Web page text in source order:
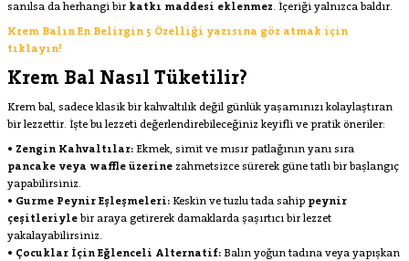
sanılsa da herhangi bir katkı maddesi eklenmez. İçeriği yalnızca baldır.
Krem Balın En Belirgin 5 Özelliği yazısına göz atmak için
tıklayın!
Krem Bal Nasıl Tüketilir?
Krem bal, sadece klasik bir kahvaltılık değil günlük yaşamınızı kolaylaştıran
bir lezzettir. İşte bu lezzeti değerlendirebileceğiniz keyifli ve pratik öneriler:
• Zengin Kahvaltılar: Ekmek, simit ve mısır patlağının yanı sıra
pancake veya waffle üzerine zahmetsizce sürerek güne tatlı bir başlangıç
yapabilirsiniz.
• Gurme Peynir Eşleşmeleri: Keskin ve tuzlu tada sahip peynir
çeşitleriyle bir araya getirerek damaklarda şaşırtıcı bir lezzet
yakalayabilirsiniz.
• Çocuklar İçin Eğlenceli Alternatif: Balın yoğun tadına veya yapışkan